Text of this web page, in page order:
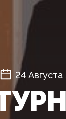
24 Августа